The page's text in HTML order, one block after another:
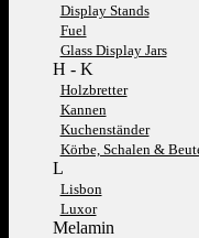
Display Stands
Fuel
Glass Display Jars
H - K
Holzbretter
Kannen
Kuchenständer
Körbe, Schalen &
L
Lisbon
Luxor
Melamin